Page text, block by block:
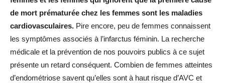
de mort prématurée chez les femmes sont les maladies
cardiovasculaires. Pire encore, peu de femmes connaissent
les symptômes associés à l’infarctus féminin. La recherche
médicale et la prévention de nos pouvoirs publics à ce sujet
présente un retard conséquent. Combien de femmes atteintes
d’endométriose savent qu’elles sont à haut risque d’AVC et